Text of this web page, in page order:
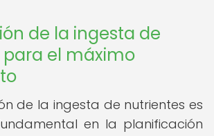
de la ingesta de
el máximo
de la ingesta de nutrientes es
en la planificación